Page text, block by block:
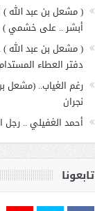
( مشعل بن عبد الله
أبشر .. على خشمي )
( مشعل بن عبد الله
دفتر العطاء
رغم الغياب.. (مشعل
نجران
أحمد الغفيلي .. رجل
تابعونا